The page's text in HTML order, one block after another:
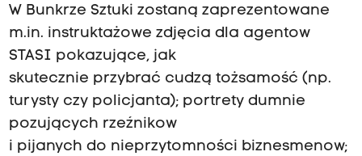
W Bunkrze Sztuki zostaną zaprezentowane
m.in. instruktażowe zdjęcia dla agentow
STASI pokazujące, jak
skutecznie przybrać cudzą tożsamość (np.
turysty czy policjanta); portrety dumnie
pozujących rzeźnikow
i pijanych do nieprzytomności biznesmenow;